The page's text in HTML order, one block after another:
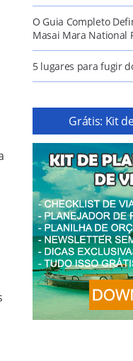
O Guia Completo
Masai Mara National
5 lugares para fugir
Grátis: Kit